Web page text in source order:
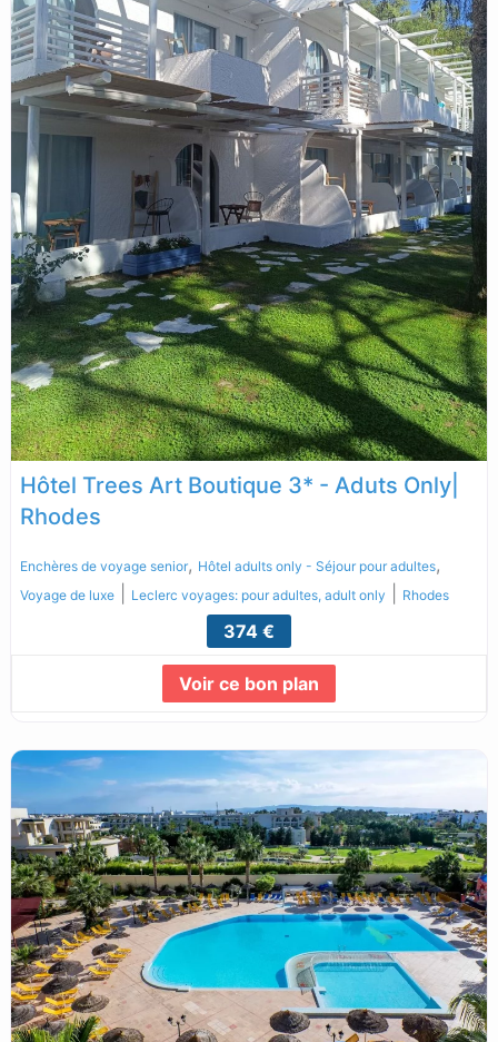
Hôtel Trees Art Boutique 3* - Aduts Only|
Rhodes
Enchères de voyage senior, Hôtel adults only - Séjour pour adultes,
Voyage de luxe| Leclerc voyages: pour adultes, adult only Rhodes
374 €
Voir ce bon plan
Lire la suite...